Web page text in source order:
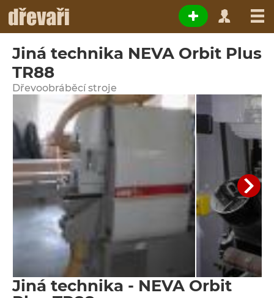
Jiná technika NEVA Orbit Plus
TR88
Dřevoobráběcí stroje
Jiná technika - NEVA Orbit